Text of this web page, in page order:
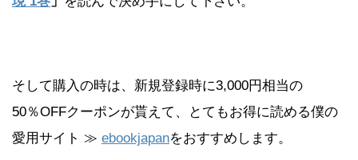
そして購入の時は、新規登録時に3,000円相当の
50％OFFクーポンが貰えて、とてもお得に読める僕の
愛用サイト ≫ ebookjapanをおすすめします。